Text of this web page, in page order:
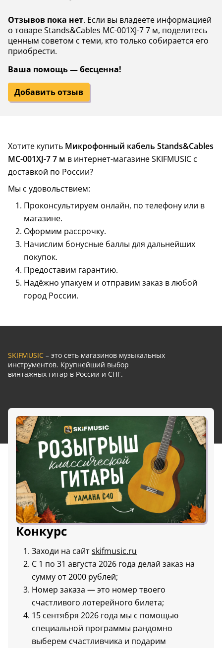
Отзывов пока нет. Если вы владеете информацией
о товаре Stands&Cables MC-001XJ-7 7 м, поделитесь
ценным советом с теми, кто только собирается его
приобрести.
Ваша помощь — бесценна!
Добавить отзыв
Хотите купить Микрофонный кабель Stands&Cables
MC-001XJ-7 7 м в интернет-магазине SKIFMUSIC с
доставкой по России?
Мы с удовольствием:
Проконсультируем онлайн, по телефону или в
магазине.
Оформим рассрочку.
Начислим бонусные баллы для дальнейших
покупок.
Предоставим гарантию.
Надёжно упакуем и отправим заказ в любой
город России.
SKIFMUSIC – это сеть магазинов музыкальных
инструментов. Крупнейший выбор
винтажных гитар в России и СНГ.
Конкурс
Заходи на сайтskifmusic.ru
С 1 по 31 августа 2026 года делай заказ на
сумму от 2000 рублей;
Номер заказа — это номер твоего
счастливого лотерейного билета;
15 сентября 2026 года мы с помощью
специальной программы рандомно
выберем счастливчика и подарим